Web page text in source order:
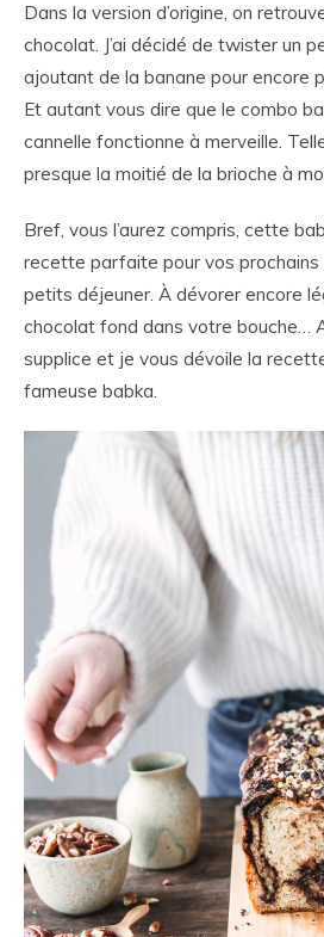
Dans la version d’origine, on
chocolat. J’ai décidé de twister un
ajoutant de la banane pour encore
Et autant vous dire que le combo
cannelle fonctionne à merveille.
presque la moitié de la brioche à
Bref, vous l’aurez compris, cette
recette parfaite pour vos prochains
petits déjeuner. À dévorer encore
chocolat fond dans votre bouche…
supplice et je vous dévoile la
fameuse babka.